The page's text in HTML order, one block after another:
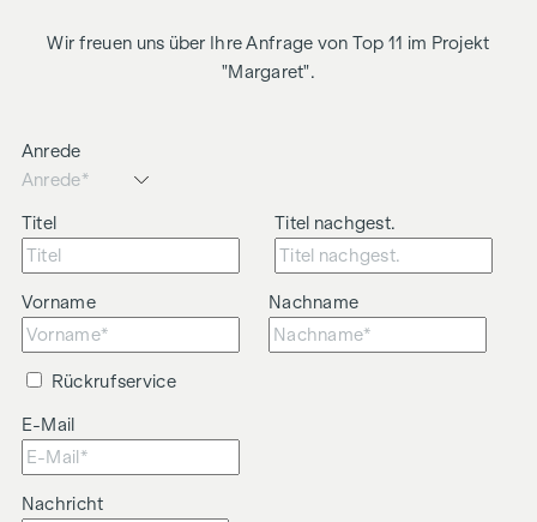
Wir freuen uns über Ihre Anfrage von Top 11 im Projekt
"Margaret".
Anrede
Titel Titel nachgest.
Vorname Nachname
Rückrufservice
E-Mail
Nachricht